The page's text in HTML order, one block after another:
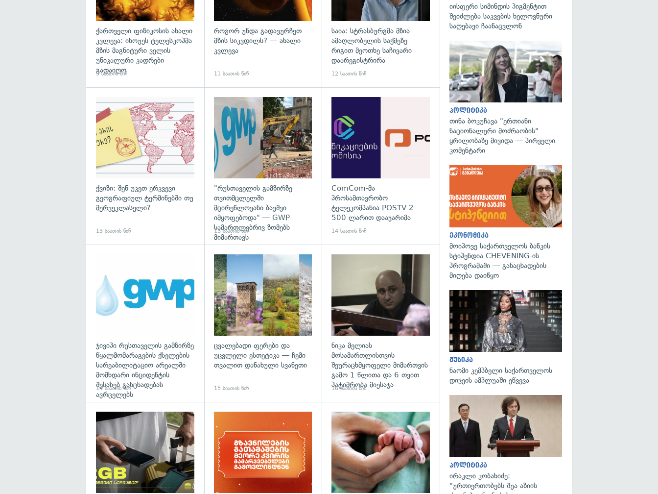
ქართველი ფიზიკოსის ახალი
კვლევა: ინოუეს ტელესკოპმა
მზის მაგნიტური ველის
უნიკალური კადრები
გადაიღო
9 საათის წინ
როგორ უნდა გადავურჩეთ
მზის სიკვდილს? — ახალი
კვლევა
11 საათის წინ
საია: სტრასბურგმა მზია
ამაღლობელის საქმეზე
რიგით მეოთხე საჩივარი
დაარეგისტრირა
12 საათის წინ
ქვიზი: შენ უკეთ ერკვევი
გეოგრაფიულ ტერმინებში თუ
მერვეკლასელი?
13 საათის წინ
"რუსთაველის გამზირზე
თვითმცლელში
მცირეწლოვანი ბავშვი
იმყოფებოდა" — GWP
სამართლებრივ ზომებს
მიმართავს
13 საათის წინ
გადახედვა
ComCom-მა
პროსამთავრობო
ტელეკომპანია POSTV 2
500 ლარით დააჯარიმა
14 საათის წინ
ჯივიპი რუსთაველის გამზირზე
წყალმომარაგების ქსელების
სარეაბილიტაციო არეალში
მომხდარი ინციდენტის
შესახებ განცხადებას
ავრცელებს
14 საათის წინ
ცვალებადი ფერები და
უცვლელი ესთეტიკა — ჩემი
თვალით დანახული სვანეთი
15 საათის წინ
გადახედვა
ნიკა მელიას
მოსამართლისთვის
შეურაცხმყოფელი მიმართვის
გამო 1 წლითა და 6 თვით
პატიმრობა მიესაჯა
16 საათის წინ
გადახედვა
იისფერი სიმინდის პიგმენტით
შეიძლება საკვების ხელოვნური
საღებავი ჩაანაცვლონ
პოლიტიკა
თინა ბოკუჩავა "ერთიანი
ნაციონალური მოძრაობის"
ყრილობაზე მივიდა — პირველი
კომენტარი
ეკონომიკა
მოიპოვე საქართველოს ბანკის
სტიპენდია CHEVENING-ის
პროგრამაში — განაცხადების
მიღება დაიწყო
მუსიკა
ნაომი კემპბელი საქართველოს
დიჯეის ამპლუაში ეწვევა
პოლიტიკა
ირაკლი კობახიძე:
"ურთიერთობებს შუა აზიის